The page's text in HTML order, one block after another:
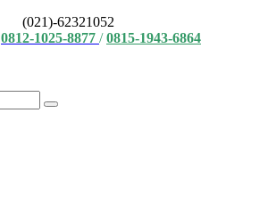
(021)-62321052
0812-1025-8877 /0815-1943-6864